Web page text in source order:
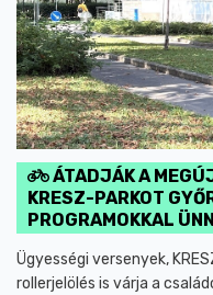
ÁTADJÁK A
KRESZ-PARKOT
PROGRAMOKKAL
Ügyességi versenyek,
rollerjelölés is várja a